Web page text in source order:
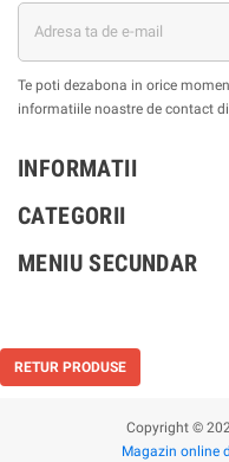
Te poti dezabona in orice
informatiile noastre de contact
INFORMATII
CATEGORII
MENIU SECUNDAR
RETUR PRODUSE
Copyright ©
Magazin online